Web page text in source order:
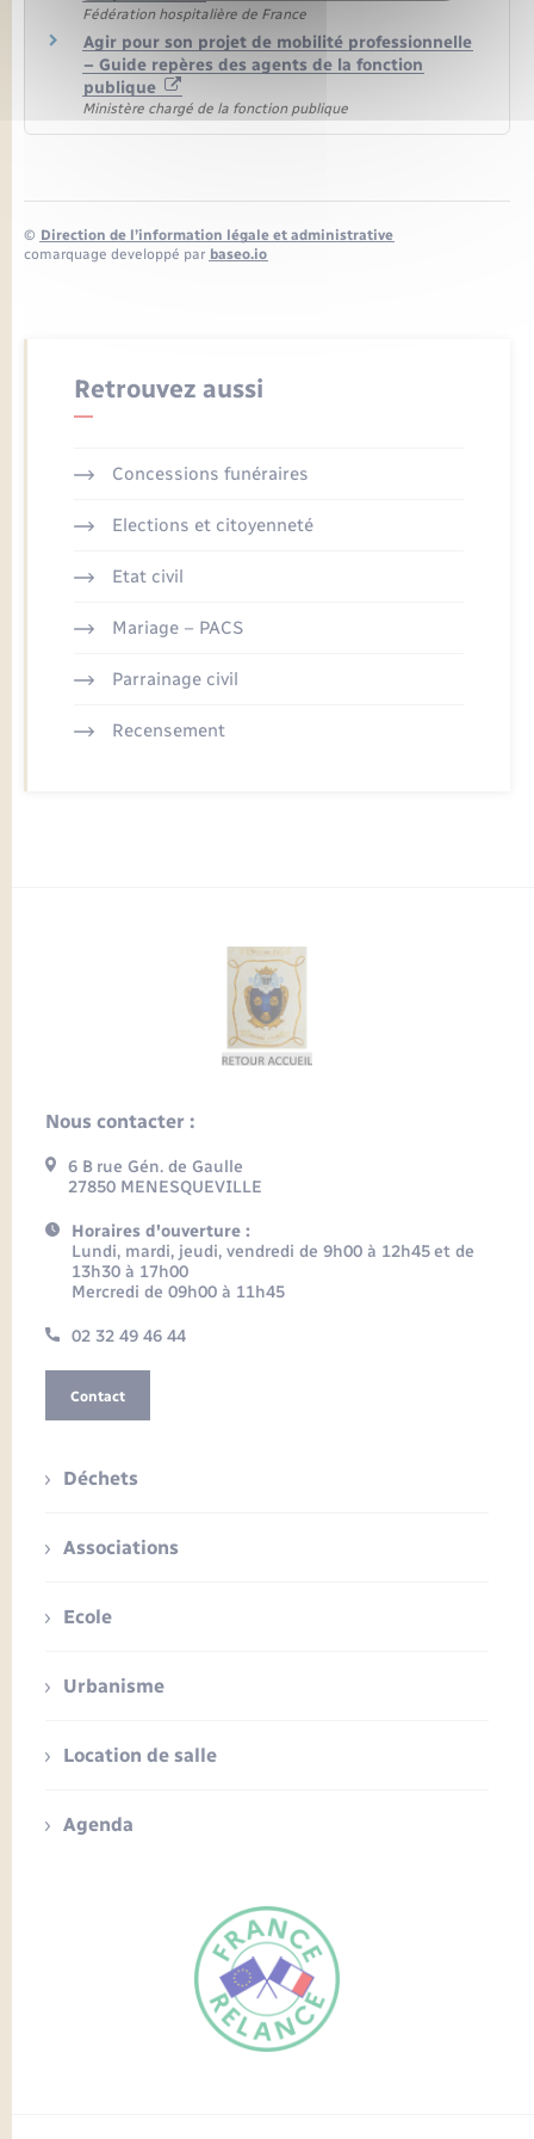
FR
Fédération hospitalière de France
Agir pour son projet de mobilité professionnelle
– Guide repères des agents de la fonction
publique
Ministère chargé de la fonction publique
© Direction de l’information légale et administrative
comarquage developpé par baseo.io
Retrouvez aussi
Concessions funéraires
Elections et citoyenneté
Etat civil
Mariage – PACS
Parrainage civil
Recensement
Nous contacter :
6 B rue Gén. de Gaulle
27850 MENESQUEVILLE
Horaires d'ouverture :
Lundi, mardi, jeudi, vendredi de 9h00 à 12h45 et de
13h30 à 17h00
Mercredi de 09h00 à 11h45
02 32 49 46 44
Contact
Déchets
Associations
Ecole
Urbanisme
Location de salle
Agenda